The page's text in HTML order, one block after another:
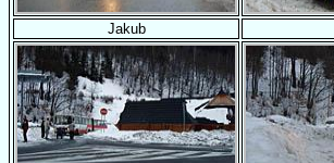
Jakub